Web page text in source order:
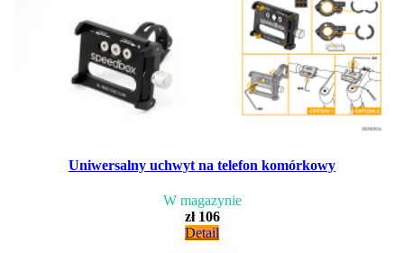
Uniwersalny uchwyt na telefon komórkowy
W magazynie
zł 106
Detail